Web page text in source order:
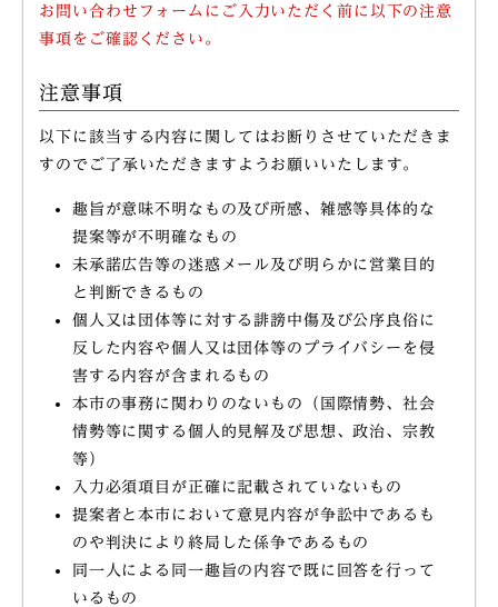
お問い合わせフォームにご入力いただく前に以下の注意
事項をご確認ください。
注意事項
以下に該当する内容に関してはお断りさせていただきま
すのでご了承いただきますようお願いいたします。
趣旨が意味不明なもの及び所感、雑感等具体的な
提案等が不明確なもの
未承諾広告等の迷惑メール及び明らかに営業目的
と判断できるもの
個人又は団体等に対する誹謗中傷及び公序良俗に
反した内容や個人又は団体等のプライバシーを侵
害する内容が含まれるもの
本市の事務に関わりのないもの（国際情勢、社会
情勢等に関する個人的見解及び思想、政治、宗教
等）
入力必須項目が正確に記載されていないもの
提案者と本市において意見内容が争訟中であるも
のや判決により終局した係争であるもの
同一人による同一趣旨の内容で既に回答を行って
いるもの